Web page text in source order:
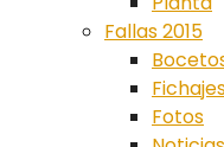
Fallas 2015
Fotos